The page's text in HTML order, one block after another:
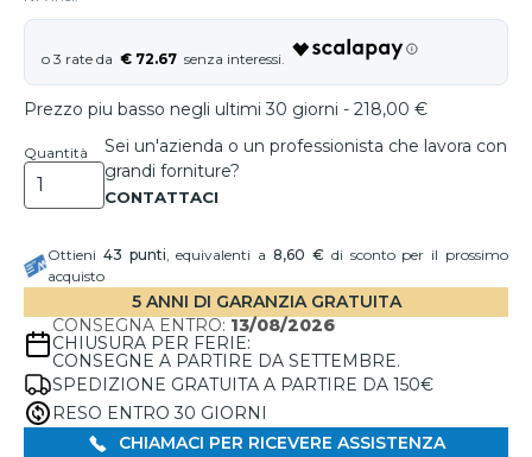
€ 72.67
Prezzo piu basso negli ultimi 30 giorni - 218,00 €
Quantità
Sei un'azienda o un professionista che lavora con
grandi forniture?
Ottieni 43 punti, equivalenti a8,60 €di sconto per il prossimo
acquisto
5 ANNI DI GARANZIA GRATUITA
CONSEGNA ENTRO: 13/08/2026
CHIUSURA PER FERIE:
CONSEGNE A PARTIRE DA SETTEMBRE.
SPEDIZIONE GRATUITA A PARTIRE DA 150€
RESO ENTRO 30 GIORNI
CHIAMACI PER RICEVERE ASSISTENZA